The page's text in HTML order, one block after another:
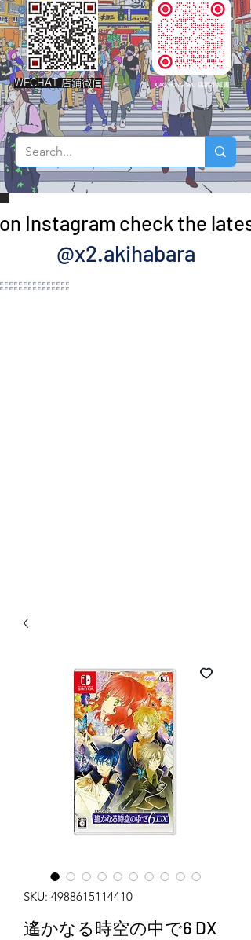
WECHAT 店鋪微信
WECHAT 微信諮詢
Instagram check the
@x2.akihabara
SKU: 4988615114410
遙かなる時空の中で6 DX